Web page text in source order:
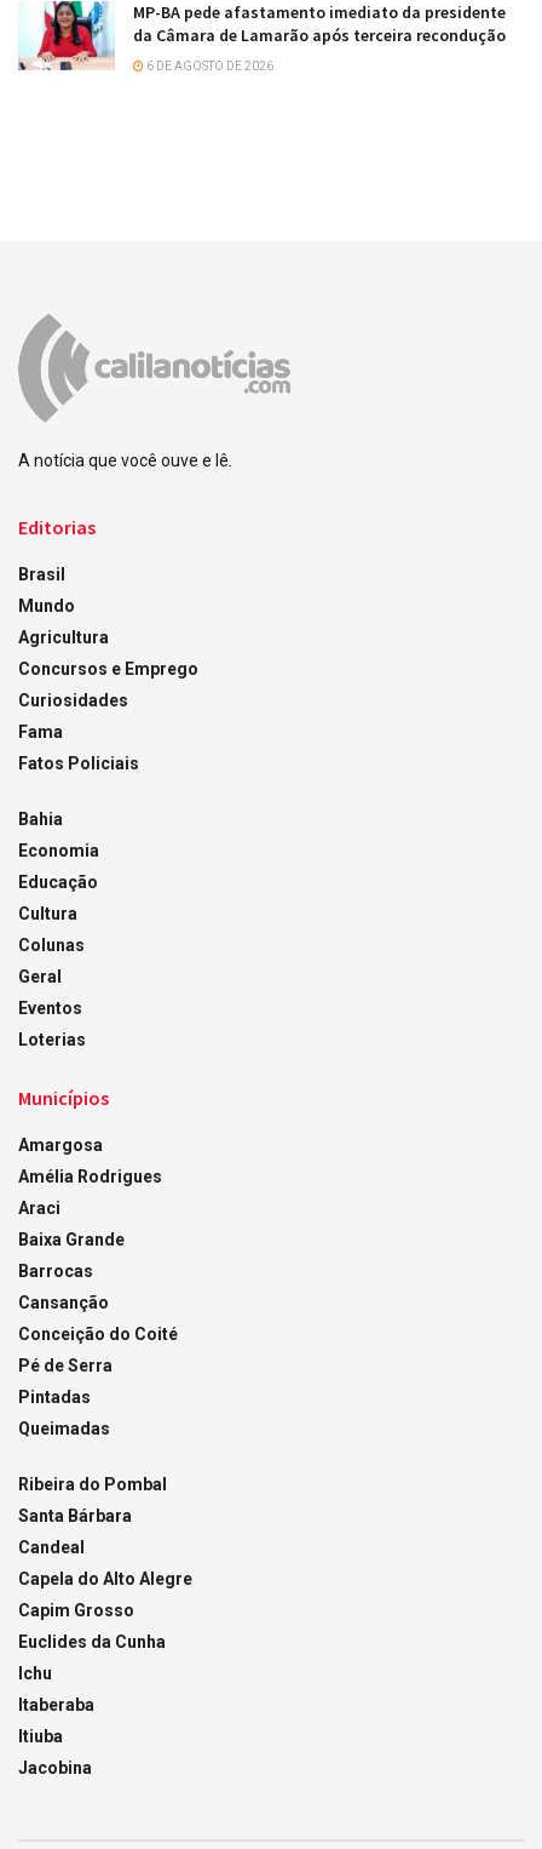
MP-BA pede afastamento imediato da presidente
da Câmara de Lamarão após terceira recondução
6 DE AGOSTO DE 2026
A notícia que você ouve e lê.
Editorias
Brasil
Mundo
Agricultura
Concursos e Emprego
Curiosidades
Fama
Fatos Policiais
Bahia
Economia
Educação
Cultura
Colunas
Geral
Eventos
Loterias
Municípios
Amargosa
Amélia Rodrigues
Araci
Baixa Grande
Barrocas
Cansanção
Conceição do Coité
Pé de Serra
Pintadas
Queimadas
Ribeira do Pombal
Santa Bárbara
Candeal
Capela do Alto Alegre
Capim Grosso
Euclides da Cunha
Ichu
Itaberaba
Itiuba
Jacobina